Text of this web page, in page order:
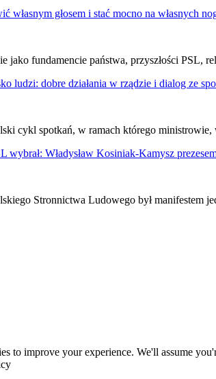
własnym głosem i stać mocno na własnych
jako fundamencie państwa, przyszłości
ludzi: dobre działania w rządzie i dialog ze
cykl spotkań, w ramach którego
wybrał: Władysław Kosiniak-Kamysz
Stronnictwa Ludowego był manifestem
to improve your experience. We'll assume